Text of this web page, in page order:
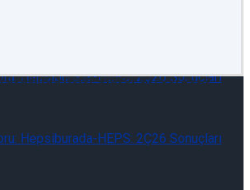
Hepsiburada-HEPS: 2Ç26 Sonuçları
Neler Oluyor 07/08/2026